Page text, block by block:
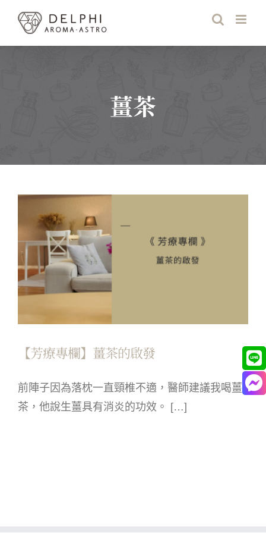
content
薑茶
【芳療專欄】薑茶的啟發
前陣子因為落枕一直頸椎不適，醫師建議我喝薑
茶，他說生薑具有消炎的功效。 […]